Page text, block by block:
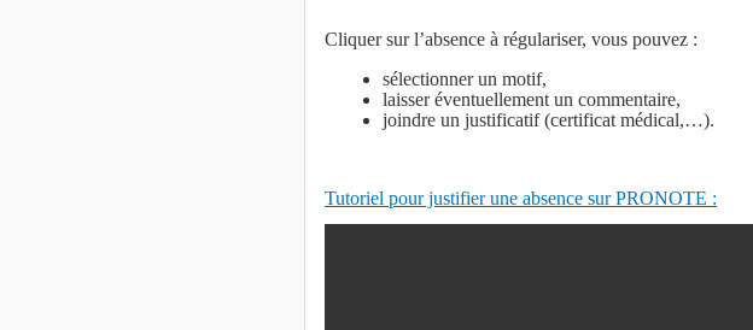
Cliquer sur l’absence à régulariser, vous pouvez :
sélectionner un motif,
laisser éventuellement un commentaire,
joindre un justificatif (certificat médical,…).
Tutoriel pour justifier une absence sur PRONOTE :